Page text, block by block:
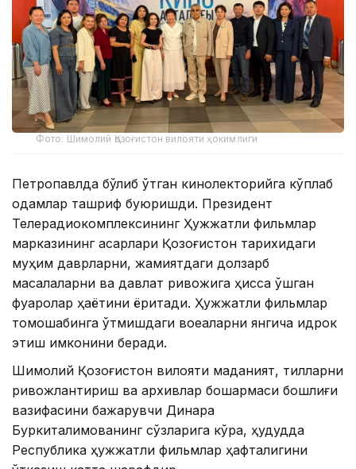
Фото: Шимолий Қозоғистон вилояти ҳокимлиги
Петропавлда бўлиб ўтган кинолекторийга кўплаб
одамлар ташриф буюришди. Президент
Телерадиокомплексининг Ҳужжатли фильмлар
марказининг асарлари Қозоғистон тарихидаги
муҳим даврларни, жамиятдаги долзарб
масалаларни ва давлат ривожига ҳисса қўшган
фуқаролар ҳаётини ёритади. Ҳужжатли фильмлар
томошабинга ўтмишдаги воқеаларни янгича идрок
этиш имконини беради.
Шимолий Қозоғистон вилояти маданият, тилларни
ривожлантириш ва архивлар бошқармаси бошлиғи
вазифасини бажарувчи Динара
Буркиталимованинг сўзларига кўра, ҳудудда
Республика ҳужжатли фильмлар ҳафталигини